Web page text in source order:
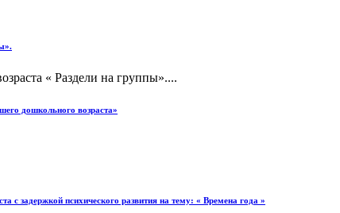
« Раздели на группы»....
дошкольного возраста»
с задержкой психического развития на тему: « Времена года »